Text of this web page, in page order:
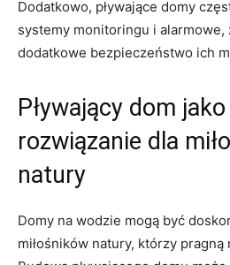
Dodatkowo, pływające domy
systemy monitoringu i ‍alarmowe,
dodatkowe bezpieczeństwo ich
Pływający dom
rozwiązanie dla
natury
Domy ‍na wodzie mogą być
miłośników natury, którzy